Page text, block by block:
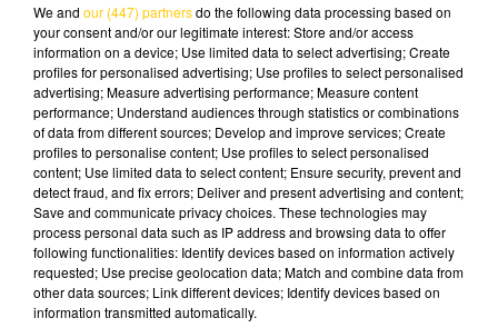
29 mai 2026 - 4 min 6 sec
L'INFO DE LA CORRÈZE DU 29/05/26 À
06H00
Ecoutez sur Totem l'information à Tulle, Brive,
dans le Nord du Lot et le pays sarladais avec les
reportages de nos journalistes sur le terrain.
We and our (447) partnersdo the following data processing based on
your consent and/or our legitimate interest: Store and/or access
information on a device; Use limited data to select advertising; Create
profiles for personalised advertising; Use profiles to select personalised
advertising; Measure advertising performance; Measure content
performance; Understand audiences through statistics or combinations
of data from different sources; Develop and improve services; Create
profiles to personalise content; Use profiles to select personalised
content; Use limited data to select content; Ensure security, prevent and
detect fraud, and fix errors; Deliver and present advertising and content;
Save and communicate privacy choices. These technologies may
process personal data such as IP address and browsing data to offer
following functionalities: Identify devices based on information actively
requested; Use precise geolocation data; Match and combine data from
other data sources; Link different devices; Identify devices based on
information transmitted automatically.